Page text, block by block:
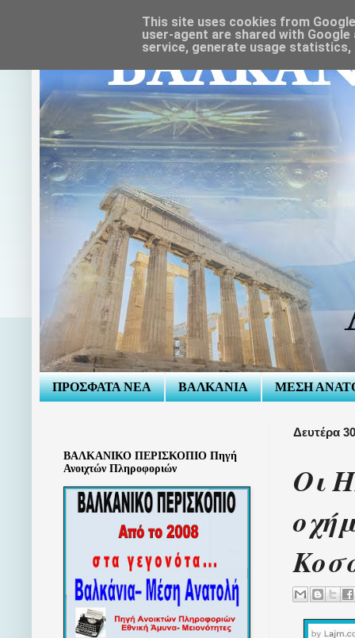
ΠΡΟΣΦΑΤΑ ΝΕΑ ΒΑΛΚΑΝΙΑ ΜΕΣΗ
Δευτέρα
Οι
ΒΑΛΚΑΝΙΚΟ ΠΕΡΙΣΚΟΠΙΟ Πηγή
Ανοιχτών Πληροφοριών
This site uses cookies from
user-agent are shared with
service, generate usage statistics,